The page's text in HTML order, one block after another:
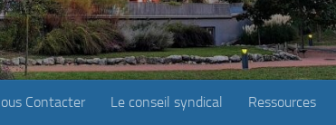
Contacter Le conseil syndical Ressources